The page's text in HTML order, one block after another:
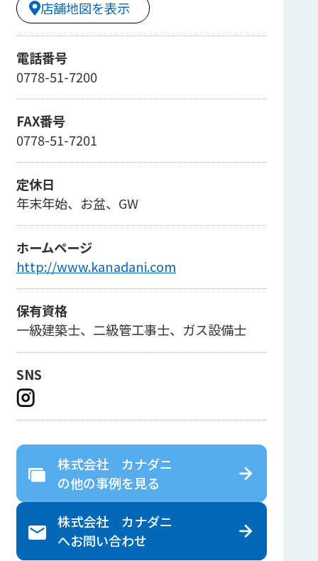
店舗地図を表示
電話番号
0778-51-7200
FAX番号
0778-51-7201
定休日
年末年始、お盆、GW
ホームページ
http://www.kanadani.com
保有資格
一級建築士、二級管工事士、ガス設備士
SNS
株式会社 カナダニ
の他の事例を見る
株式会社 カナダニ
へお問い合わせ